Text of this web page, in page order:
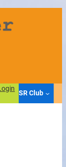
SR Club